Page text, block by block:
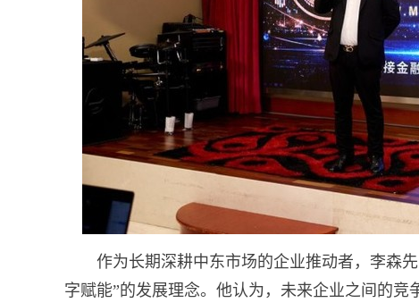
作为长期深耕中东市场的企业推动者，李森
字赋能”的发展理念。他认为，未来企业之间的